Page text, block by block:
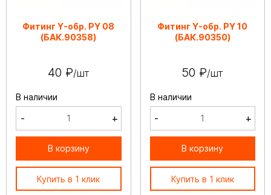
Фитинг Y-обр. РY 08
(БАК.90358)
40 ₽/шт
В наличии
- +
В корзину
Купить в 1 клик
Фитинг Y-обр. РY 10
(БАК.90350)
50 ₽/шт
В наличии
- +
В корзину
Купить в 1 клик